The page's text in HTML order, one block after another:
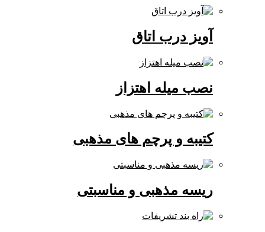
آویز درب اتاق
نصب میله اهتزاز
کتیبه و پرچم های مذهبی
ریسه مذهبی و مناسبتی